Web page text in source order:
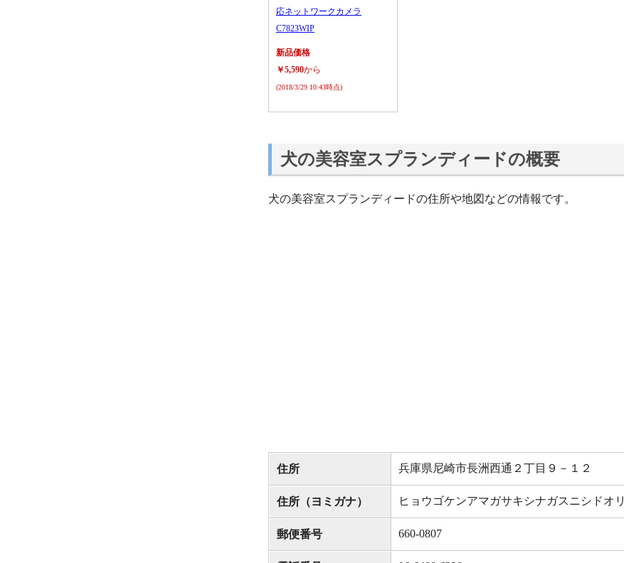
応ネットワークカメラ
C7823WIP
新品価格
￥5,590から
(2018/3/29 10:43時点)
犬の美容室スプランディードの概要
犬の美容室スプランディードの住所や地図などの情報です。
住所 兵庫県尼崎市長洲西通２丁目９－１２
住所（ヨミガナ） ヒョウゴケンアマガサキシナガスニシドオリ
郵便番号 660-0807